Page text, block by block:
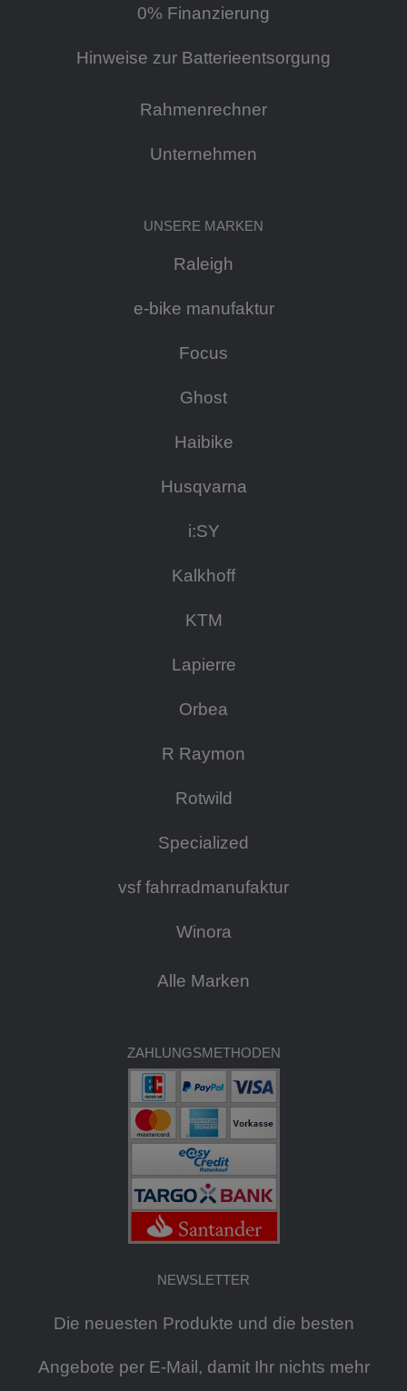
0% Finanzierung
Hinweise zur Batterieentsorgung
Rahmenrechner
Unternehmen
UNSERE MARKEN
Raleigh
e-bike manufaktur
Focus
Ghost
Haibike
Husqvarna
i:SY
Kalkhoff
KTM
Lapierre
Orbea
R Raymon
Rotwild
Specialized
vsf fahrradmanufaktur
Winora
Alle Marken
ZAHLUNGSMETHODEN
NEWSLETTER
Die neuesten Produkte und die besten
Angebote per E-Mail, damit Ihr nichts mehr